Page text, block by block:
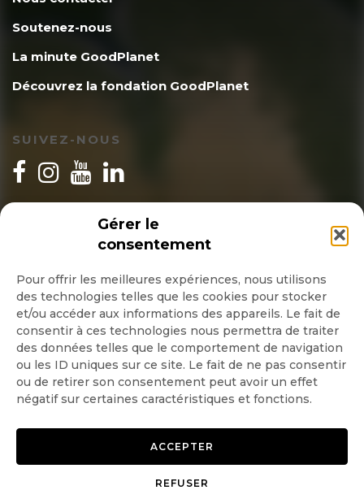
Gérer le
consentement
Pour offrir les meilleures expériences, nous utilisons
des technologies telles que les cookies pour stocker
et/ou accéder aux informations des appareils. Le fait de
consentir à ces technologies nous permettra de traiter
des données telles que le comportement de navigation
ou les ID uniques sur ce site. Le fait de ne pas consentir
ou de retirer son consentement peut avoir un effet
négatif sur certaines caractéristiques et fonctions.
ACCEPTER
REFUSER
Soutenez-nous
La minute GoodPlanet
Découvrez la fondation GoodPlanet
SUIVEZ-NOUS
INSCRIPTION NEWSLETTER
Quotidienne
Hebdo
OK